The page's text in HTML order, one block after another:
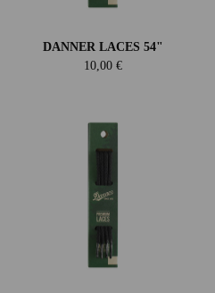
DANNER LACES 54"
10,00 €